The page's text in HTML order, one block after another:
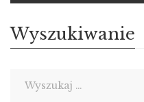
Wyszukiwanie